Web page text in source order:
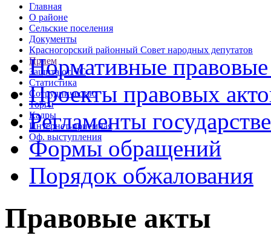
Главная
О районе
Сельские поселения
Документы
Красногорский районный Совет народных депутатов
Прием
Защита от ЧС
Статистика
Сотрудничество
Торги
Кадры
Интернет-приемная
Оф. выступления
Нормативные
Проекты правовых
Регламенты
Формы обращений
Порядок обжалования
Правовые акты